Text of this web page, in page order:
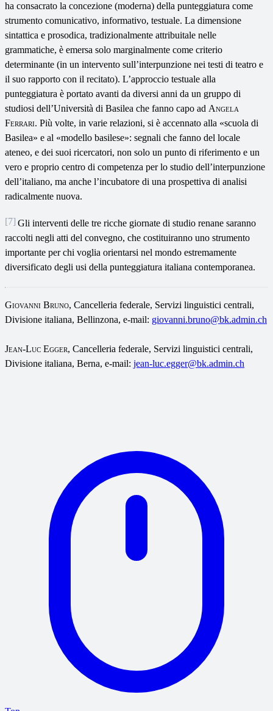
ha consacrato la concezione (moderna) della punteggiatura come
strumento comunicativo, informativo, testuale. La dimensione
sintattica e prosodica, tradizionalmente attribuitale nelle
grammatiche, è emersa solo marginalmente come criterio
determinante (in un intervento sull’interpunzione nei testi di teatro e
il suo rapporto con il recitato). L’approccio testuale alla
punteggiatura è portato avanti da diversi anni da un gruppo di
studiosi dell’Università di Basilea che fanno capo ad Angela
Ferrari. Più volte, in varie relazioni, si è accennato alla «scuola di
Basilea» e al «modello basilese»: segnali che fanno del locale
ateneo, e dei suoi ricercatori, non solo un punto di riferimento e un
vero e proprio centro di competenza per lo studio dell’interpunzione
dell’italiano, ma anche l’incubatore di una prospettiva di analisi
radicalmente nuova.
[7] Gli interventi delle tre ricche giornate di studio renane saranno
raccolti negli atti del convegno, che costituiranno uno strumento
importante per chi voglia orientarsi nel mondo estremamente
diversificato degli usi della punteggiatura italiana contemporanea.
Giovanni Bruno, Cancelleria federale, Servizi linguistici centrali,
Divisione italiana, Bellinzona, e-mail: giovanni.bruno@bk.admin.ch
Jean-Luc Egger, Cancelleria federale, Servizi linguistici centrali,
Divisione italiana, Berna, e-mail: jean-luc.egger@bk.admin.ch